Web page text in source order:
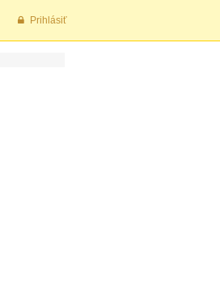
Prihlásiť